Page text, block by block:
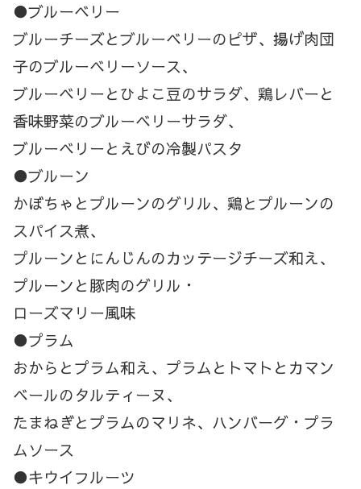
●ブルーベリー
ブルーチーズとブルーベリーのピザ、揚げ肉団
子のブルーベリーソース、
ブルーベリーとひよこ豆のサラダ、鶏レバーと
香味野菜のブルーベリーサラダ、
ブルーベリーとえびの冷製パスタ
●ブルーン
かぼちゃとプルーンのグリル、鶏とプルーンの
スパイス煮、
プルーンとにんじんのカッテージチーズ和え、
プルーンと豚肉のグリル・
ローズマリー風味
●プラム
おからとプラム和え、プラムとトマトとカマン
ベールのタルティーヌ、
たまねぎとプラムのマリネ、ハンバーグ・プラ
ムソース
●キウイフルーツ